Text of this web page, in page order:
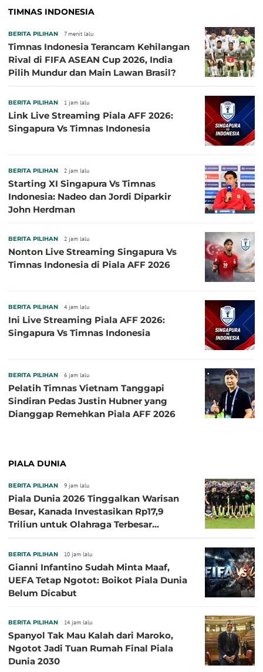
TIMNAS INDONESIA
BERITA PILIHAN 7 menit lalu
Timnas Indonesia Terancam Kehilangan
Rival di FIFA ASEAN Cup 2026, India
Pilih Mundur dan Main Lawan Brasil?
BERITA PILIHAN 1 jam lalu
Link Live Streaming Piala AFF 2026:
Singapura Vs Timnas Indonesia
BERITA PILIHAN 2 jam lalu
Starting XI Singapura Vs Timnas
Indonesia: Nadeo dan Jordi Diparkir
John Herdman
BERITA PILIHAN 2 jam lalu
Nonton Live Streaming Singapura Vs
Timnas Indonesia di Piala AFF 2026
BERITA PILIHAN 4 jam lalu
Ini Live Streaming Piala AFF 2026:
Singapura Vs Timnas Indonesia
BERITA PILIHAN 6 jam lalu
Pelatih Timnas Vietnam Tanggapi
Sindiran Pedas Justin Hubner yang
Dianggap Remehkan Piala AFF 2026
PIALA DUNIA
BERITA PILIHAN 9 jam lalu
Piala Dunia 2026 Tinggalkan Warisan
Besar, Kanada Investasikan Rp17,9
Triliun untuk Olahraga Terbesar
BERITA PILIHAN 10 jam lalu
Gianni Infantino Sudah Minta Maaf,
UEFA Tetap Ngotot: Boikot Piala Dunia
Belum Dicabut
BERITA PILIHAN 14 jam lalu
Spanyol Tak Mau Kalah dari Maroko,
Ngotot Jadi Tuan Rumah Final Piala
Dunia 2030